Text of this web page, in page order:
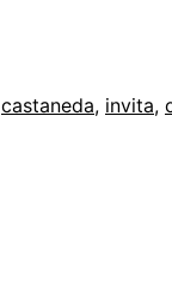
castaneda, invita,